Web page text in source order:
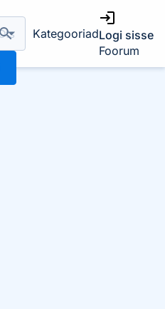
KategooriadLogi sisse
Foorum